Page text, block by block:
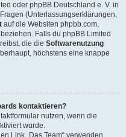
oder phpBB Deutschland e. V. in
(Unterlassungserklärungen,
auf die Websiten phpbb.com,
Falls du phpBB Limited
die die Softwarenutzung
höchstens eine knappe
kontaktieren?
nutzen, wenn die
wurde.
Link „Das Team“ verwenden.